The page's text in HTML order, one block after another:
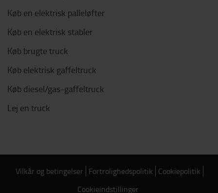
Køb en elektrisk palleløfter
Køb en elektrisk stabler
Køb brugte truck
Køb elektrisk gaffeltruck
Køb diesel/gas-gaffeltruck
Lej en truck
Vilkår og betingelser Fortrolighedspolitik Cookiepolitik
Cookieindstillinger